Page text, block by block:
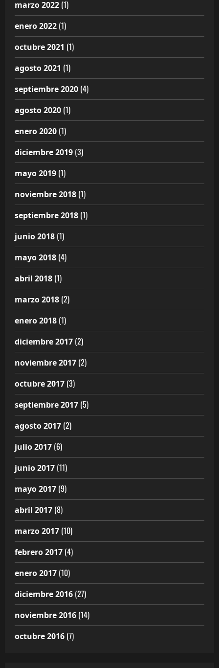
marzo 2022 (1)
enero 2022 (1)
octubre 2021 (1)
agosto 2021 (1)
septiembre 2020 (4)
agosto 2020 (1)
enero 2020 (1)
diciembre 2019 (3)
mayo 2019 (1)
noviembre 2018 (1)
septiembre 2018 (1)
junio 2018 (1)
mayo 2018 (4)
abril 2018 (1)
marzo 2018 (2)
enero 2018 (1)
diciembre 2017 (2)
noviembre 2017 (2)
octubre 2017 (3)
septiembre 2017 (5)
agosto 2017 (2)
julio 2017 (6)
junio 2017 (11)
mayo 2017 (9)
abril 2017 (8)
marzo 2017 (10)
febrero 2017 (4)
enero 2017 (10)
diciembre 2016 (27)
noviembre 2016 (14)
octubre 2016 (7)